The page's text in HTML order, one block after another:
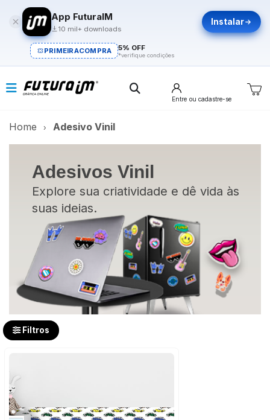
App FuturaIM
10 mil+ downloads
Instalar
PRIMEIRACOMPRA 5% OFF
*verifique condições
Entre ou cadastre-se
Home Adesivo Vinil
Adesivos Vinil
Explore sua criatividade e dê vida às
suas ideias.
Filtros